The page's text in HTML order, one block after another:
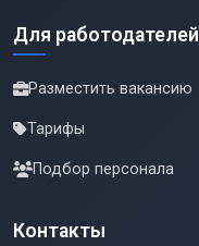
Для работодателей
Разместить вакансию
Тарифы
Подбор персонала
Контакты